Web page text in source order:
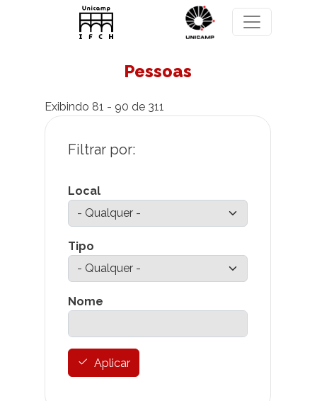
Pular para o conteúdo principal
Pessoas
Exibindo 81 - 90 de 311
Local
Tipo
Nome
Aplicar